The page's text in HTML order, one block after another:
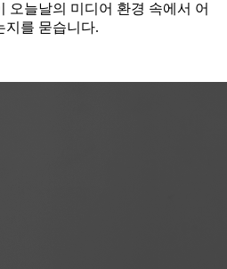
오늘날의 미디어 환경 속에서 어
지를 묻습니다.